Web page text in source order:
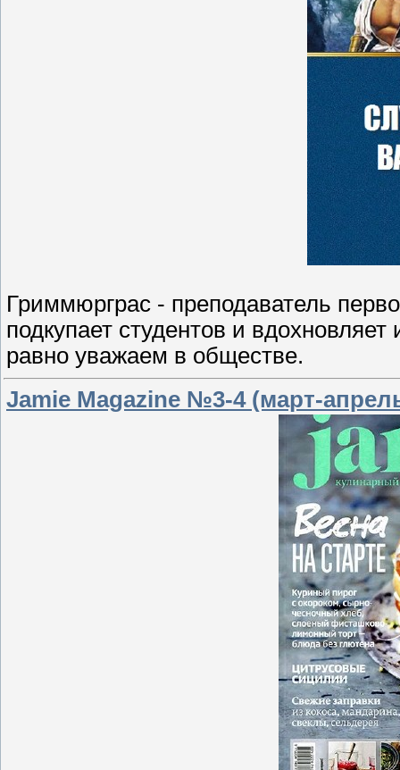
Гриммюрграс - преподаватель
подкупает студентов и
равно уважаем в обществе.
Jamie Magazine №3-4 (март-